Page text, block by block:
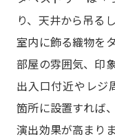
り、天井から吊る
室内に飾る織物を
部屋の雰囲気、印
出入口付近やレジ
箇所に設置すれば、
演出効果が高まりま